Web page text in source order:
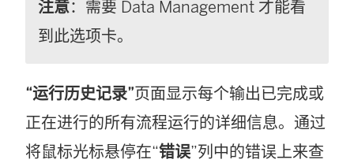
注意：需要 Data Management 才能看
到此选项卡。
“运行历史记录”页面显示每个输出已完成或
正在进行的所有流程运行的详细信息。通过
将鼠标光标悬停在“错误”列中的错误上来查